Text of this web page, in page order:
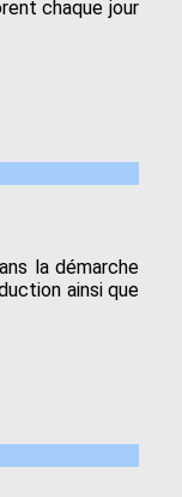
chaque jour
la démarche
ainsi que